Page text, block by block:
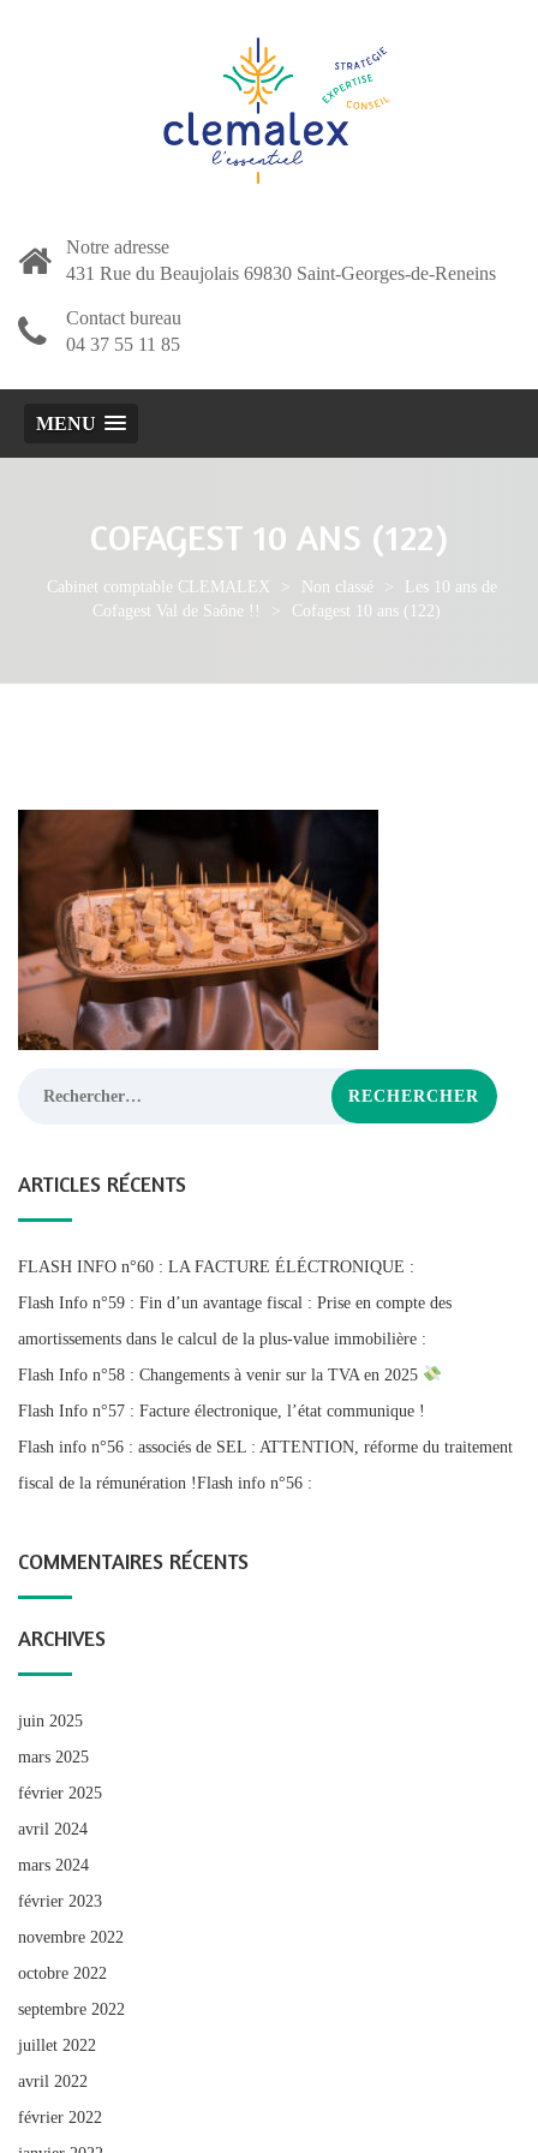
Notre adresse
431 Rue du Beaujolais 69830 Saint-Georges-de-Reneins
Contact bureau
04 37 55 11 85
MENU
COFAGEST 10 ANS (122)
Cabinet comptable CLEMALEX > Non classé >
Les 10 ans de
Cofagest Val de Saône !!
> Cofagest 10 ans (122)
ARTICLES RÉCENTS
FLASH INFO n°60 : LA FACTURE ÉLÉCTRONIQUE :
Flash Info n°59 : Fin d’un avantage fiscal : Prise en compte des
amortissements dans le calcul de la plus-value immobilière :
Flash Info n°58 : Changements à venir sur la TVA en 2025
Flash Info n°57 : Facture électronique, l’état communique !
Flash info n°56 : associés de SEL : ATTENTION, réforme du traitement
fiscal de la rémunération !Flash info n°56 :
COMMENTAIRES RÉCENTS
ARCHIVES
juin 2025
mars 2025
février 2025
avril 2024
mars 2024
février 2023
novembre 2022
octobre 2022
septembre 2022
juillet 2022
avril 2022
février 2022